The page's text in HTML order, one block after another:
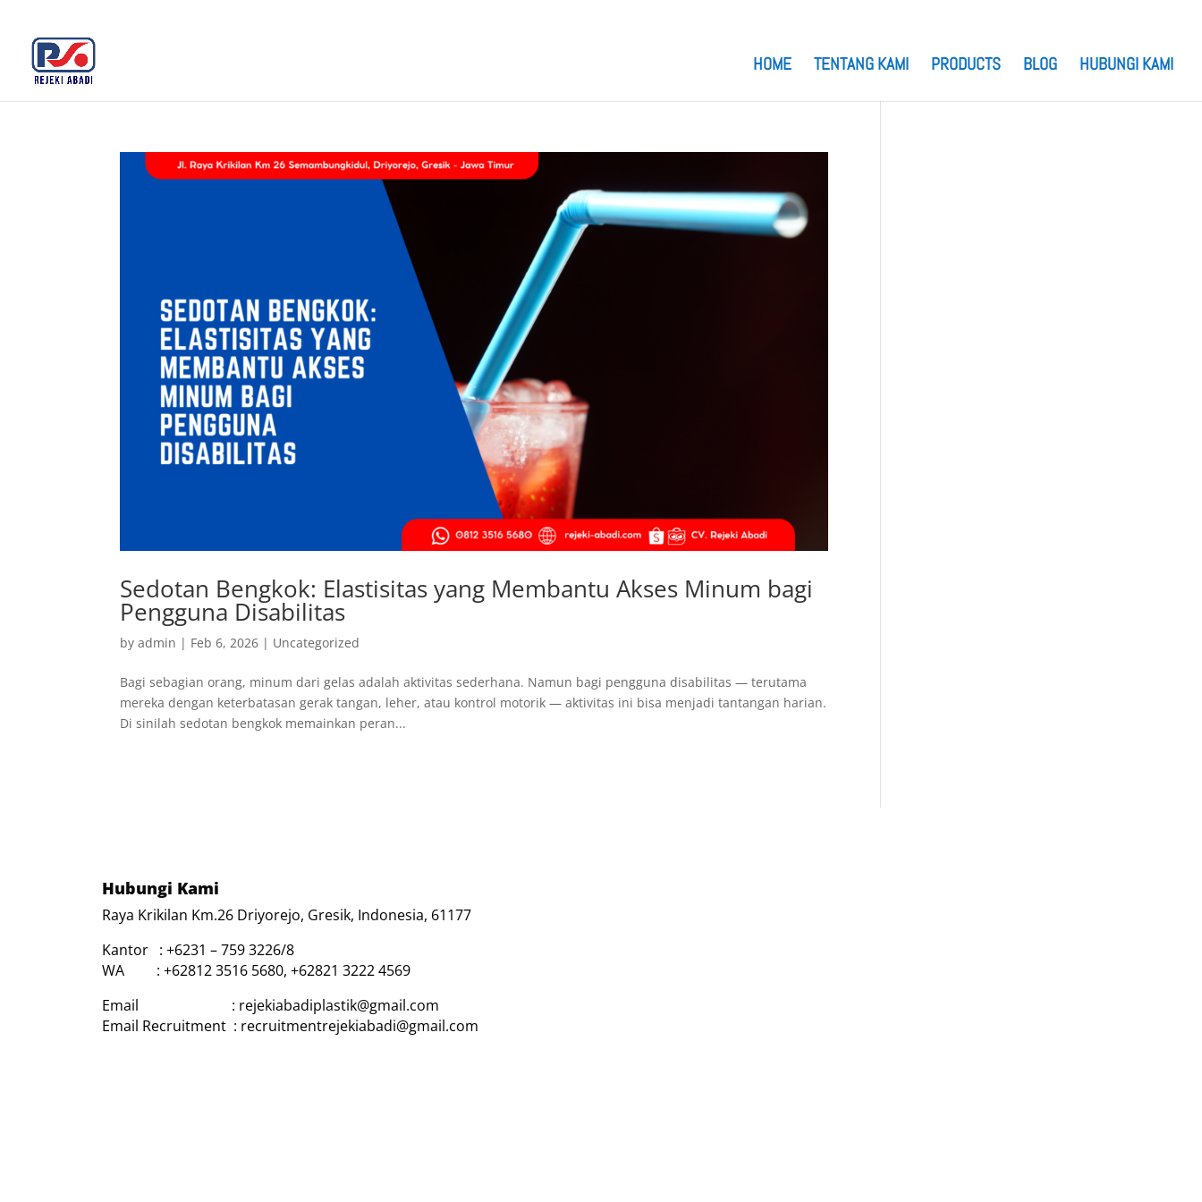
HOME TENTANG KAMI PRODUCTS BLOG HUBUNGI KAMI
Sedotan Bengkok: Elastisitas yang Membantu Akses Minum bagi
Pengguna Disabilitas
byadmin | Feb 6, 2026 | Uncategorized
Bagi sebagian orang, minum dari gelas adalah aktivitas sederhana. Namun bagi pengguna disabilitas — terutama
mereka dengan keterbatasan gerak tangan, leher, atau kontrol motorik — aktivitas ini bisa menjadi tantangan harian.
Di sinilah sedotan bengkok memainkan peran...
Hubungi Kami
Raya Krikilan Km.26 Driyorejo, Gresik, Indonesia, 61177
Kantor : +6231 – 759 3226/8
WA : +62812 3516 5680, +62821 3222 4569
Email : rejekiabadiplastik@gmail.com
Email Recruitment : recruitmentrejekiabadi@gmail.com